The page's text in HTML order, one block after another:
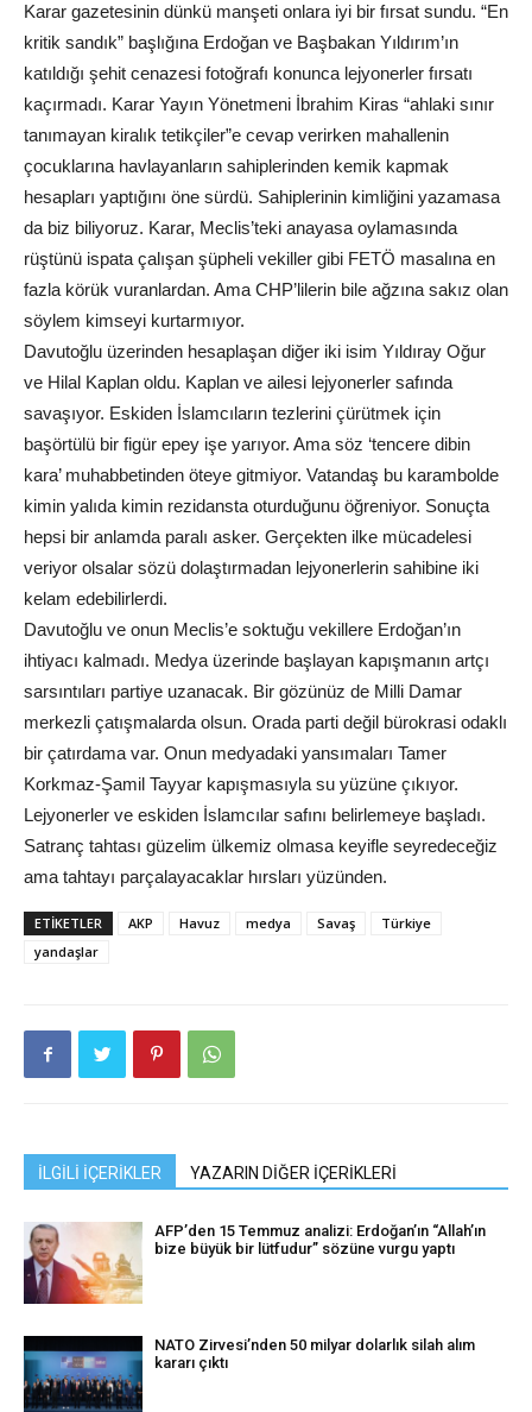
Karar gazetesinin dünkü manşeti onlara iyi bir fırsat sundu. “En
kritik sandık” başlığına Erdoğan ve Başbakan Yıldırım’ın
katıldığı şehit cenazesi fotoğrafı konunca lejyonerler fırsatı
kaçırmadı. Karar Yayın Yönetmeni İbrahim Kiras “ahlaki sınır
tanımayan kiralık tetikçiler”e cevap verirken mahallenin
çocuklarına havlayanların sahiplerinden kemik kapmak
hesapları yaptığını öne sürdü. Sahiplerinin kimliğini yazamasa
da biz biliyoruz. Karar, Meclis’teki anayasa oylamasında
rüştünü ispata çalışan şüpheli vekiller gibi FETÖ masalına en
fazla körük vuranlardan. Ama CHP’lilerin bile ağzına sakız olan
söylem kimseyi kurtarmıyor.
Davutoğlu üzerinden hesaplaşan diğer iki isim Yıldıray Oğur
ve Hilal Kaplan oldu. Kaplan ve ailesi lejyonerler safında
savaşıyor. Eskiden İslamcıların tezlerini çürütmek için
başörtülü bir figür epey işe yarıyor. Ama söz ‘tencere dibin
kara’ muhabbetinden öteye gitmiyor. Vatandaş bu karambolde
kimin yalıda kimin rezidansta oturduğunu öğreniyor. Sonuçta
hepsi bir anlamda paralı asker. Gerçekten ilke mücadelesi
veriyor olsalar sözü dolaştırmadan lejyonerlerin sahibine iki
kelam edebilirlerdi.
Davutoğlu ve onun Meclis’e soktuğu vekillere Erdoğan’ın
ihtiyacı kalmadı. Medya üzerinde başlayan kapışmanın artçı
sarsıntıları partiye uzanacak. Bir gözünüz de Milli Damar
merkezli çatışmalarda olsun. Orada parti değil bürokrasi odaklı
bir çatırdama var. Onun medyadaki yansımaları Tamer
Korkmaz-Şamil Tayyar kapışmasıyla su yüzüne çıkıyor.
Lejyonerler ve eskiden İslamcılar safını belirlemeye başladı.
Satranç tahtası güzelim ülkemiz olmasa keyifle seyredeceğiz
ama tahtayı parçalayacaklar hırsları yüzünden.
ETIKETLER AKP Havuz medya Savaş
Türkiye
yandaşlar
İLGİLİ İÇERİKLER YAZARIN DİĞER İÇERİKLERİ
AFP’den 15 Temmuz analizi: Erdoğan’ın “Allah’ın
bize büyük bir lütfudur” sözüne vurgu yaptı
NATO Zirvesi’nden 50 milyar dolarlık silah alım
kararı çıktı